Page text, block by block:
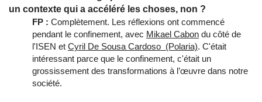
un contexte qui a accéléré les choses, non ?
FP : Complètement. Les réflexions ont commencé
pendant le confinement, avec Mikael Cabon du côté de
l'ISEN et Cyril De Sousa Cardoso (Polaria). C'était
intéressant parce que le confinement, c'était un
grossissement des transformations à l’œuvre dans notre
société.